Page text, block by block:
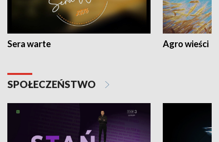
Sera warte Agro wieści
SPOŁECZEŃSTWO